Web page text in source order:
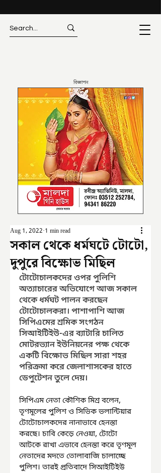
বিজ্ঞাপন
সকাল থেকে ধর্মঘটে টোটো,
দুপুরে বিক্ষোভ মিছিল
Aug 1, 2022 1 min read
টোটোচালকদের ওপর পুলিশি
অত্যাচারের অভিযোগে আজ সকাল
থেকে ধর্মঘট পালন করছেন
টোটোচালকরা। পাশাপাশি আজ
সিপিএমের শ্রমিক সংগঠন
সিআইটিইউ-এর ব্যাটারি চালিত
মোটরভ্যান ইউনিয়নের পক্ষ থেকে
একটি বিক্ষোভ মিছিল সারা শহর
পরিক্রমা করে জেলাশাসকের হাতে
ডেপুটেশন তুলে দেয়।
সিপিএম নেতা কৌশিক মিশ্র বলেন,
তৃণমূলের পুলিশ ও সিভিক ভলান্টিয়ার
টোটোচালকদের নানাভাবে হেনস্তা
করছে। চাবি কেড়ে নেওয়া, টোটো
আটকে রাখা এভাবে হেনস্তা করে তৃণমূল
নেতাদের মদতে তোলাবাজি চালাচ্ছে
পুলিশ। তারই প্রতিবাদে সিআইটিইউ